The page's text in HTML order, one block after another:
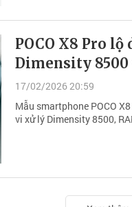
POCO X8 Pro
Dimensity 8500
17/02/2026 20:59
Mẫu smartphone POCO
vi xử lý Dimensity 8500,